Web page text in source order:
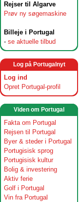
Rejser til Algarve
Prøv ny søgemaskine
Billeje i Portugal
- se aktuelle tilbud
Log på Portugalnyt
Log ind
Opret Portugal-profil
Viden om Portugal
Fakta om Portugal
Rejsen til Portugal
Byer & steder i Portugal
Portugisisk sprog
Portugisisk kultur
Bolig & investering
Aktiv ferie
Golf i Portugal
Vin fra Portugal